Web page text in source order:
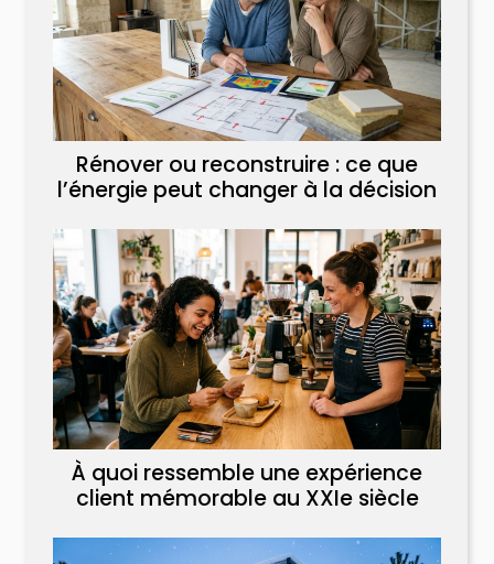
Rénover ou reconstruire : ce que
l’énergie peut changer à la décision
À quoi ressemble une expérience
client mémorable au XXIe siècle